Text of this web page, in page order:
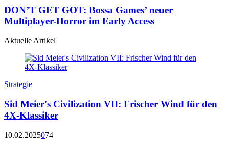
DON’T GET GOT: Bossa Games’ neuer
Multiplayer-Horror im Early Access
Aktuelle Artikel
Strategie
Sid Meier's Civilization VII: Frischer Wind für den
4X-Klassiker
10.02.2025074